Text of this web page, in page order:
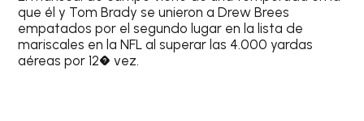
que él y Tom Brady se unieron a Drew Brees
empatados por el segundo lugar en la lista de
mariscales en la NFL al superar las 4.000 yardas
aéreas por 12� vez.